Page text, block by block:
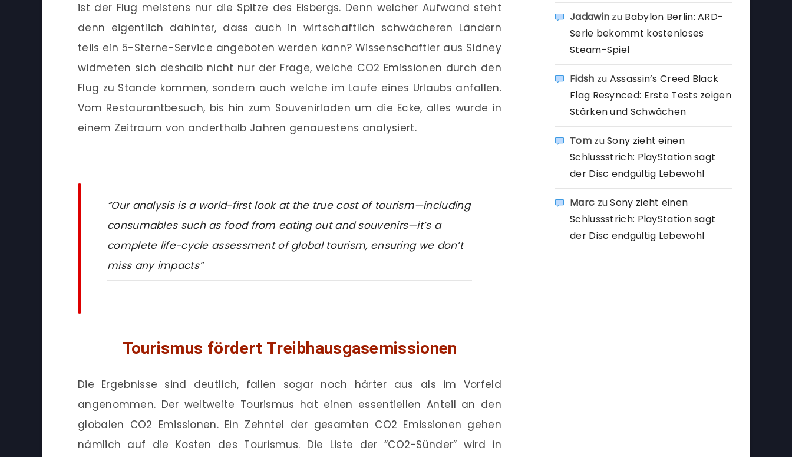
ist der Flug meistens nur die Spitze des Eisbergs. Denn welcher Aufwand steht
denn eigentlich dahinter, dass auch in wirtschaftlich schwächeren Ländern
teils ein 5-Sterne-Service angeboten werden kann? Wissenschaftler aus Sidney
widmeten sich deshalb nicht nur der Frage, welche CO2 Emissionen durch den
Flug zu Stande kommen, sondern auch welche im Laufe eines Urlaubs anfallen.
Vom Restaurantbesuch, bis hin zum Souvenirladen um die Ecke, alles wurde in
einem Zeitraum von anderthalb Jahren genauestens analysiert.
“Our analysis is a world-first look at the true cost of tourism—including
consumables such as food from eating out and souvenirs—it’s a
complete life-cycle assessment of global tourism, ensuring we don’t
miss any impacts”
Tourismus fördert Treibhausgasemissionen
Die Ergebnisse sind deutlich, fallen sogar noch härter aus als im Vorfeld
angenommen. Der weltweite Tourismus hat einen essentiellen Anteil an den
globalen CO2 Emissionen. Ein Zehntel der gesamten CO2 Emissionen gehen
nämlich auf die Kosten des Tourismus. Die Liste der “CO2-Sünder” wird in
Jadawin zu Babylon Berlin: ARD-
Serie bekommt kostenloses
Steam-Spiel
Fidsh zu Assassin’s Creed Black
Flag Resynced: Erste Tests zeigen
Stärken und Schwächen
TomzuSony zieht einen
Schlussstrich: PlayStation sagt
der Disc endgültig Lebewohl
Marc zuSony zieht einen
Schlussstrich: PlayStation sagt
der Disc endgültig Lebewohl